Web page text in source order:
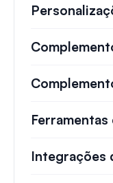
Integrações